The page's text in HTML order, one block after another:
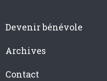
Devenir bénévole
Archives
Contact